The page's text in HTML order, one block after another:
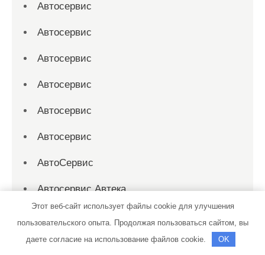
Автосервис
Автосервис
Автосервис
Автосервис
Автосервис
Автосервис
АвтоСервис
Автосервис Автека
Автосервис Восточный
Этот веб-сайт использует файлы cookie для улучшения
пользовательского опыта. Продолжая пользоваться сайтом, вы
даете согласие на использование файлов cookie.
OK